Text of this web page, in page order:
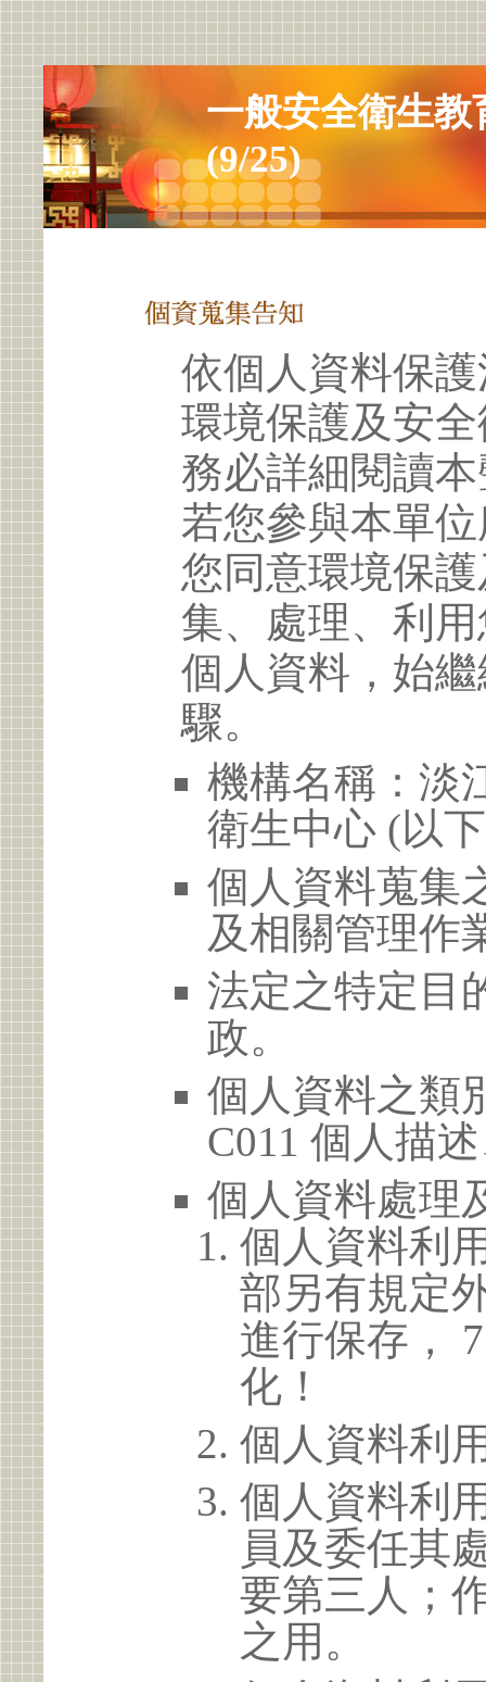
一般安全衛生教
(9/25)
依個人資料保
環境保護及安
務必詳細閱讀
若您參與本單
您同意環境保
集、處理、利
個人資料，始
驟。
機構名稱：淡
衛生中心 (以
個人資料蒐集
及相關管理作
法定之特定目
政。
個人資料之類
C011 個人描
個人資料處理
個人資料利
部另有規定
進行保存，
化！
個人資料利
個人資料利
員及委任其
要第三人；
之用。